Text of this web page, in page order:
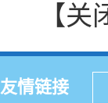
【关
友情链接